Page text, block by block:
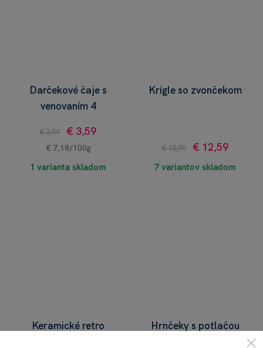
Darčekové čaje s
venovaním 4
€ 3,99 € 3,59
€ 7,18/100g
1 varianta skladom
Krígle so zvončekom
€ 13,99 € 12,59
7 variantov skladom
Keramické retro
Hrnčeky s potlačou